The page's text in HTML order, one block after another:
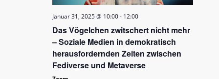
Januar 31, 2025 @ 10:00- 12:00
Das Vögelchen zwitschert nicht mehr
– Soziale Medien in demokratisch
herausfordernden Zeiten zwischen
Fediverse und Metaverse